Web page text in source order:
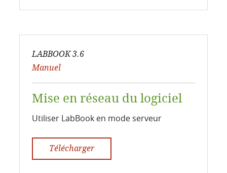
LABBOOK 3.6
Manuel
Mise en réseau du logiciel
Utiliser LabBook en mode serveur
Télécharger